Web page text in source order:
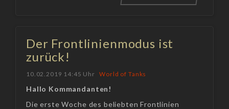
Der Frontlinienmodus ist
zurück!
10.02.2019 14:45 Uhr World of Tanks
Hallo Kommandanten!
Die erste Woche des beliebten Frontlinien